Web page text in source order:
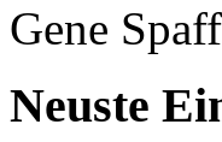
Gene
Neuste